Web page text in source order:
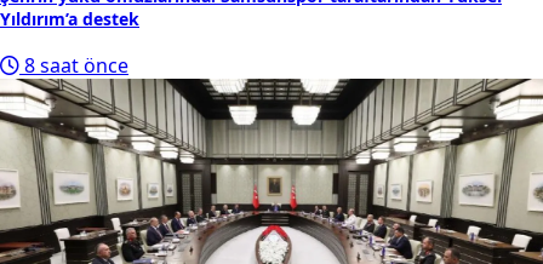
Yıldırım’a destek
8 saat önce